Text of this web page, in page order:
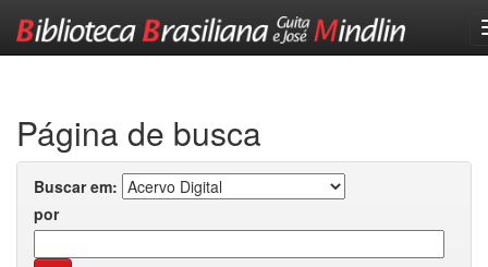
Página de busca
Buscar em:
por